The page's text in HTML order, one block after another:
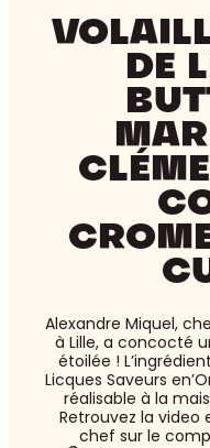
DE
Alexandre Miquel,
à Lille, a concocté
étoilée !
Licques Saveurs
réalisable à la
Retrouvez la video
chef sur le